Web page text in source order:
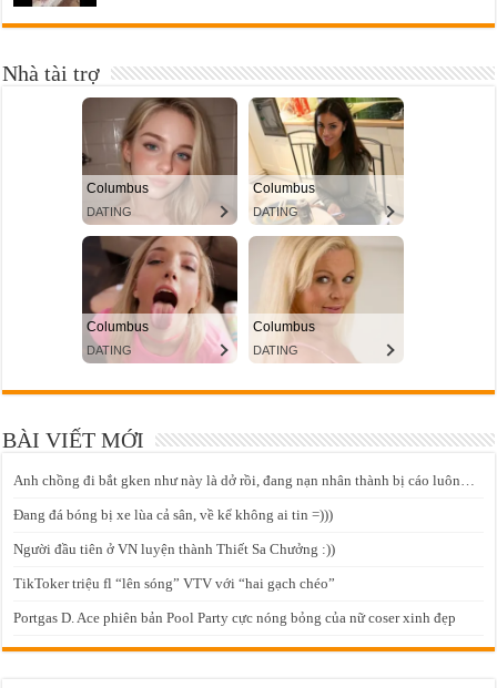
Nhà tài trợ
BÀI VIẾT MỚI
Anh chồng đi bắt gken như này là dở rồi, đang nạn nhân thành bị cáo luôn…
Đang đá bóng bị xe lùa cả sân, về kể không ai tin =)))
Người đầu tiên ở VN luyện thành Thiết Sa Chưởng :))
TikToker triệu fl “lên sóng” VTV với “hai gạch chéo”
Portgas D. Ace phiên bản Pool Party cực nóng bỏng của nữ coser xinh đẹp